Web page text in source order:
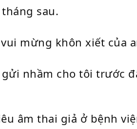
sau.
mừng khôn xiết của
nhầm cho tôi trước
âm thai giả ở bệnh